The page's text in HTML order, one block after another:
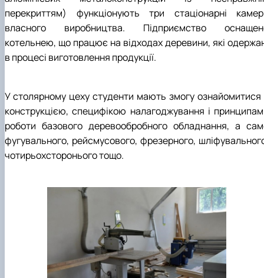
перекриттям) функціонують три стаціонарні
власного виробництва. Підприємство
котельнею, що працює на відходах деревини, які
в процесі виготовлення продукції.
У столярному цеху студенти мають змогу ознайомитися
конструкцією, специфікою налагоджування і
роботи базового деревообробного обладнання, а
фугувального, рейсмусового, фрезерного,
чотирьохсторонього тощо.